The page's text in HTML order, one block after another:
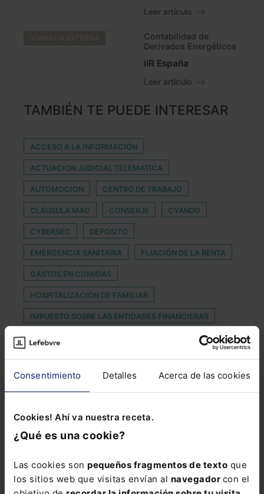
Consentimiento Detalles Acerca de las cookies
Cookies! Ahí va nuestra receta.
¿Qué es una cookie?
Las cookies son pequeños fragmentos de texto que
los sitios web que visitas envían al navegador con el
Leer artículo
Contabilidad de
Derivados Energéticos
iiR España
Leer artículo
TAMBIÉN TE PUEDE INTERESAR
ACCESO A LA INFORMACIÓN
ACTUACION JUDICIAL TELEMATICA
AUTOMOCION CENTRO DE TRABAJO
CLÁUSULA MAC CONSERJE CYANDO
CYBERSEC DEPOSITO
EMERGENCIA SANITARIA FIJACIÓN DE LA RENTA
GASTOS EN COMIDAS
HOSPITALIZACIÓN DE FAMILIAR
IMPUESTO SOBRE LAS ENTIDADES FINANCIERAS
LC
LEY DE PROCEDIMIENTO ADMINISTRATIVO COMÚN DE
LAS ADMINISTRACIONES PÚBLICA
LIBERTAD DE CIRCULACIÓN
MAQUINA RECREATIVA MODELOS TRIBUTARIOS
PREMIO MEMORIAL DEGÀ RODA I VENTURA 2018
PROFESION PRUEBA DOCUMENTAL REA